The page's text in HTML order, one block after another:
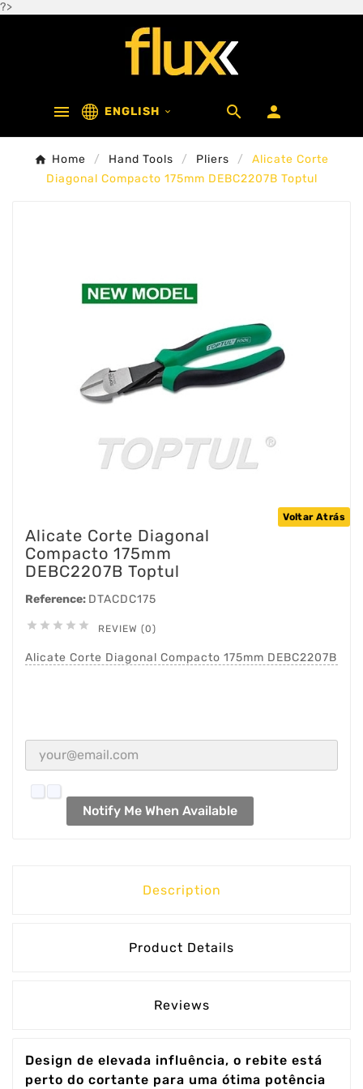
?>
 ENGLISH   
Home Hand Tools Pliers
Alicate Corte
Diagonal Compacto 175mm DEBC2207B Toptul
Voltar Atrás
Alicate Corte Diagonal
Compacto 175mm
DEBC2207B Toptul
Reference: DTACDC175
     REVIEW (0)
Alicate Corte Diagonal Compacto 175mm DEBC2207B
Notify Me When Available
Description
Product Details
Reviews
Design de elevada influência, o rebite está
perto do cortante para uma ótima potência